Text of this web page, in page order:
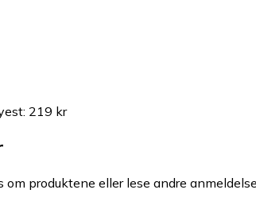
: 219 kr
om produktene eller lese andre